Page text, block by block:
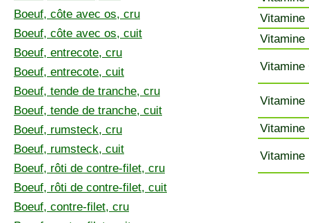
Boeuf, côte avec os, cru
Boeuf, côte avec os, cuit
Boeuf, entrecote, cru
Boeuf, entrecote, cuit
Boeuf, tende de tranche, cru
Boeuf, tende de tranche, cuit
Boeuf, rumsteck, cru
Boeuf, rumsteck, cuit
Boeuf, rôti de contre-filet, cru
Boeuf, rôti de contre-filet, cuit
Boeuf, contre-filet, cru
Vitamine
Vitamine
Vitamine
Vitamine
Vitamine
Vitamine